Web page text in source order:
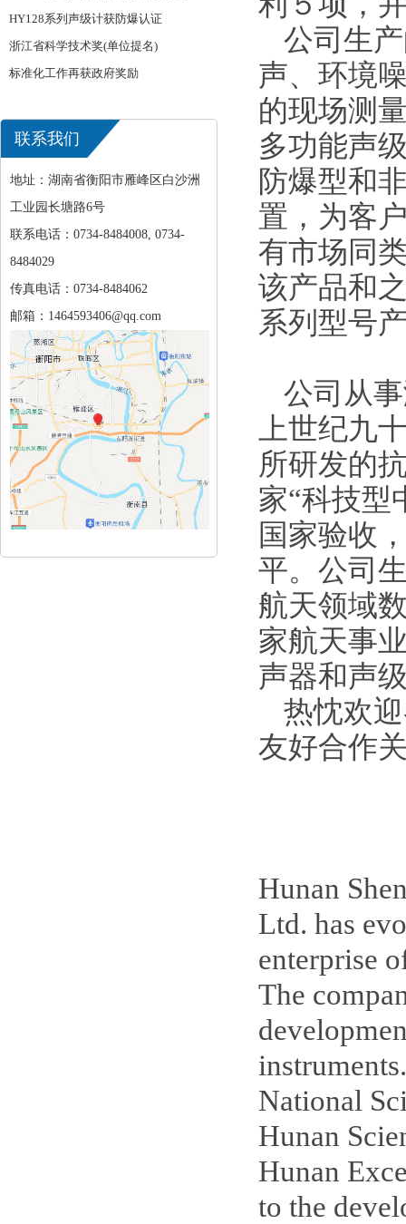
HY128系列声级计获防爆认证
浙江省科学技术奖(单位提名)
标准化工作再获政府奖励
联系我们
地址：湖南省衡阳市雁峰区白沙洲
工业园长塘路6号
联系电话：0734-8484008, 0734-
8484029
传真电话：0734-8484062
邮箱：1464593406@qq.com
公司生
声、环境
的现场测
多功能声
防爆型和
置，为客
有市场同
该产品和
系列型号
公司从
上世纪九
所研发的
家“科技型
国家验收
平。公司
航天领域
家航天事
声器和声
热忱欢
友好合作
Hunan
Ltd. has
enterprise
The
National
Hunan
Hunan
to the